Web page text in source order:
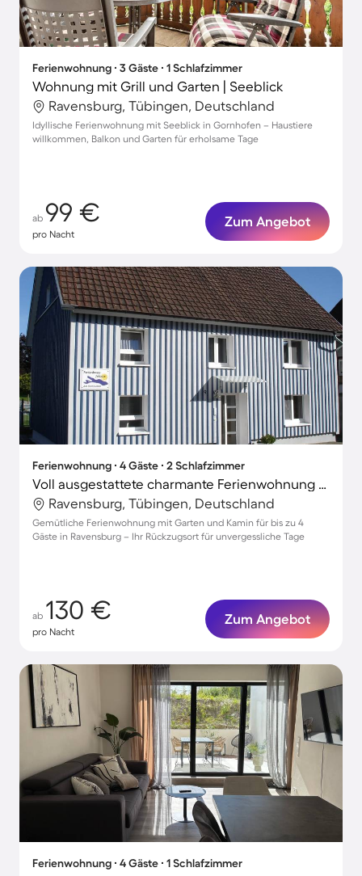
Ferienwohnung ∙ 3 Gäste ∙ 1 Schlafzimmer
Wohnung mit Grill und Garten | Seeblick
Ravensburg, Tübingen, Deutschland
Idyllische Ferienwohnung mit Seeblick in Gornhofen – Haustiere
willkommen, Balkon und Garten für erholsame Tage
ab 99 €
pro Nacht
Zum Angebot
Ferienwohnung ∙ 4 Gäste ∙ 2 Schlafzimmer
Voll ausgestattete charmante Ferienwohnung mit schnellem Internet, Garten und Grill | Gartenblick | Haustiere erlaubt
Ravensburg, Tübingen, Deutschland
Gemütliche Ferienwohnung mit Garten und Kamin für bis zu 4
Gäste in Ravensburg – Ihr Rückzugsort für unvergessliche Tage
ab 130 €
pro Nacht
Zum Angebot
Ferienwohnung ∙ 4 Gäste ∙ 1 Schlafzimmer